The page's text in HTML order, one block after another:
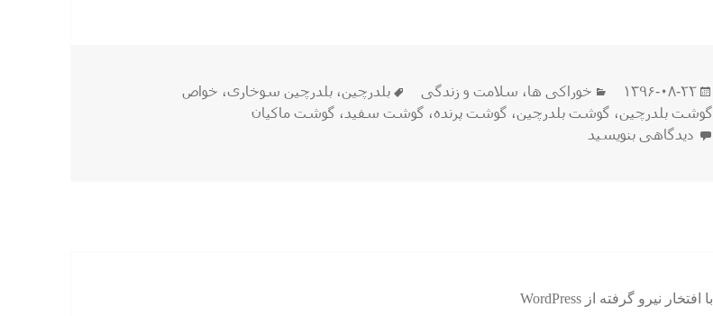
ارسال
شده
در
۱۳۹۶-۰۸-۲۲ دسته‌ها
خوراکی ها، سلامت و زندگی برچسب‌ها
بلدرچین،بلدرچین سوخاری، خواص
گوشت بلدرچین، گوشت بلدرچین، گوشت پرنده، گوشت سفید ، گوشت ماکیان
برای آشنایی مختصر با خواص گوشت بلدرچین
دیدگاهی بنویسید
با افتخار نیرو گرفته از WordPress